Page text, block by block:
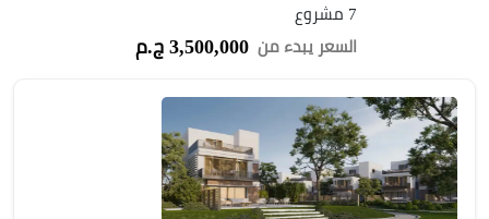
7 مشروع
السعر يبدء من 3,500,000 ج.م